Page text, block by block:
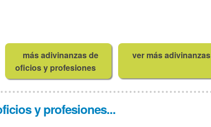
más adivinanzas de
oficios y profesiones
ver más adivinanzas
y profesiones...